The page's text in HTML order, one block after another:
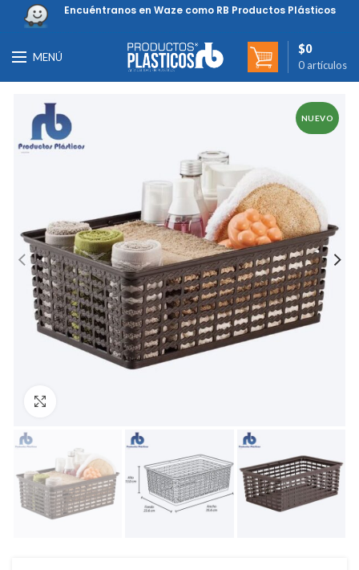
Encuéntranos en Waze como RB Productos Plásticos
MENÚ
0 artículos
$0
NUEVO